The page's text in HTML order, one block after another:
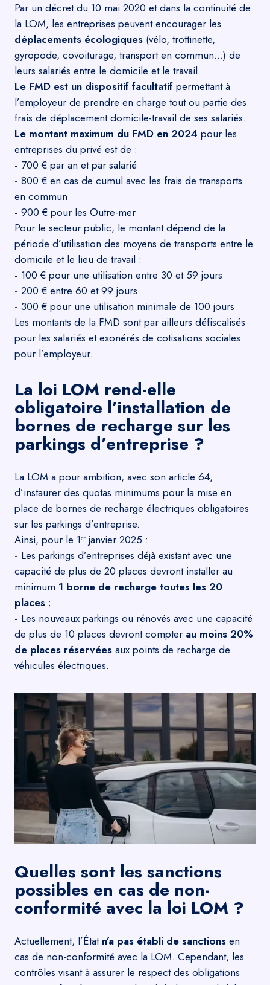
Par un décret du 10 mai 2020 et dans la continuité de
la LOM, les entreprises peuvent encourager les
déplacements écologiques (vélo, trottinette,
gyropode, covoiturage, transport en commun…) de
leurs salariés entre le domicile et le travail.
Le FMD est un dispositif facultatif permettant à
l’employeur de prendre en charge tout ou partie des
frais de déplacement domicile-travail de ses salariés.
Le montant maximum du FMD en 2024 pour les
entreprises du privé est de :
- 700 € par an et par salarié
- 800 € en cas de cumul avec les frais de transports
en commun
- 900 € pour les Outre-mer
Pour le secteur public, le montant dépend de la
période d’utilisation des moyens de transports entre le
domicile et le lieu de travail :
- 100 € pour une utilisation entre 30 et 59 jours
- 200 € entre 60 et 99 jours
- 300 € pour une utilisation minimale de 100 jours
Les montants de la FMD sont par ailleurs défiscalisés
pour les salariés et exonérés de cotisations sociales
pour l’employeur.
La loi LOM rend-elle
obligatoire l’installation de
bornes de recharge sur les
parkings d’entreprise ?
La LOM a pour ambition, avec son article 64,
d’instaurer des quotas minimums pour la mise en
place de bornes de recharge électriques obligatoires
sur les parkings d’entreprise.
Ainsi, pour le 1ᵉʳ janvier 2025 :
- Les parkings d’entreprises déjà existant avec une
capacité de plus de 20 places devront installer au
minimum 1 borne de recharge toutes les 20
places ;
- Les nouveaux parkings ou rénovés avec une capacité
de plus de 10 places devront compter au moins 20%
de places réservées aux points de recharge de
véhicules électriques.
Quelles sont les sanctions
possibles en cas de non-
conformité avec la loi LOM ?
Actuellement, l’État n’a pas établi de sanctions en
cas de non-conformité avec la LOM. Cependant, les
contrôles visant à assurer le respect des obligations